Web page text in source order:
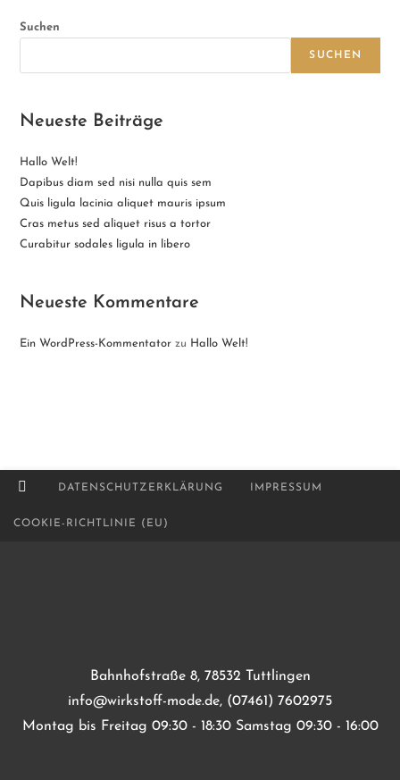
Suchen
SUCHEN
Neueste Beiträge
Hallo Welt!
Dapibus diam sed nisi nulla quis sem
Quis ligula lacinia aliquet mauris ipsum
Cras metus sed aliquet risus a tortor
Curabitur sodales ligula in libero
Neueste Kommentare
Ein WordPress-Kommentator zu Hallo Welt!
DATENSCHUTZERKLÄRUNG IMPRESSUM
COOKIE-RICHTLINIE (EU)
Bahnhofstraße 8, 78532 Tuttlingen
info@wirkstoff-mode.de, (07461) 7602975
Montag bis Freitag 09:30 - 18:30 Samstag 09:30 - 16:00